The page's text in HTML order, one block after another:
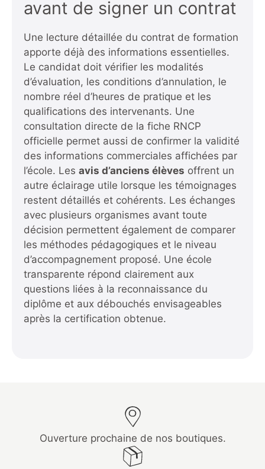
avant de signer un contrat
Une lecture détaillée du contrat de formation
apporte déjà des informations essentielles.
Le candidat doit vérifier les modalités
d’évaluation, les conditions d’annulation, le
nombre réel d’heures de pratique et les
qualifications des intervenants. Une
consultation directe de la fiche RNCP
officielle permet aussi de confirmer la validité
des informations commerciales affichées par
l’école. Les avis d’anciens élèves offrent un
autre éclairage utile lorsque les témoignages
restent détaillés et cohérents. Les échanges
avec plusieurs organismes avant toute
décision permettent également de comparer
les méthodes pédagogiques et le niveau
d’accompagnement proposé. Une école
transparente répond clairement aux
questions liées à la reconnaissance du
diplôme et aux débouchés envisageables
après la certification obtenue.
Ouverture prochaine de nos boutiques.